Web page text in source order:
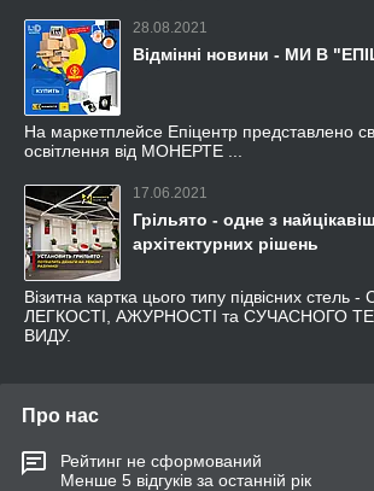
28.08.2021
Відмінні новини - МИ В
На маркетплейсе Епіцентр представлено
освітлення від МОНЕРТЕ ...
17.06.2021
Грільято - одне з
архітектурних рішень
Візитна картка цього типу підвісних стель
ЛЕГКОСТІ, АЖУРНОСТІ та СУЧАСНОГО
ВИДУ.
Про нас
Рейтинг не сформований
Менше 5 відгуків за останній рік